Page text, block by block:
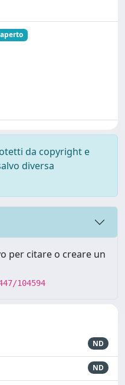
da copyright e
diversa
per citare o creare un
104594
ND
ND